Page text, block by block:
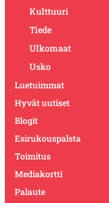
Kulttuuri
Tiede
Ulkomaat
Usko
Luetuimmat
Hyvät uutiset
Blogit
Esirukouspalsta
Toimitus
Mediakortti
Palaute